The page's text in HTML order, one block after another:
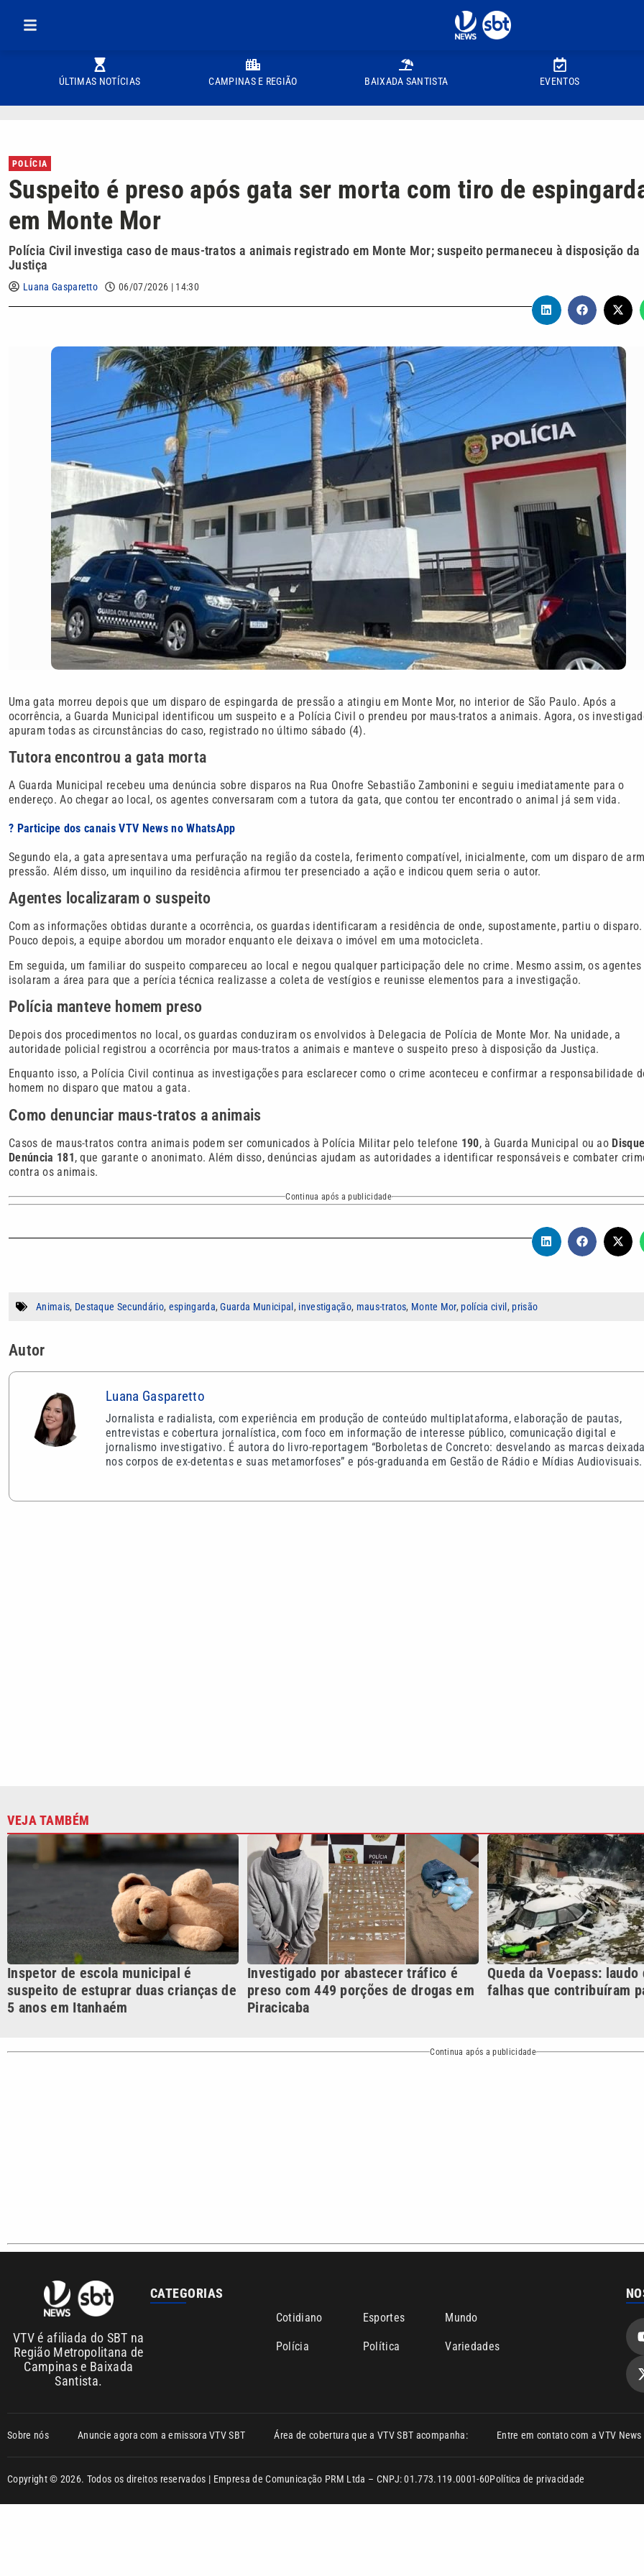
ÚLTIMAS NOTÍCIAS CAMPINAS E REGIÃO BAIXADA SANTISTA EVENTOS
POLÍCIA
Suspeito é preso após gata ser morta com tiro de
em Monte Mor
Polícia Civil investiga caso de maus-tratos a animais registrado em Monte Mor; suspeito permaneceu à disposição da
Justiça
Luana Gasparetto 06/07/2026 | 14:30
Uma gata morreu depois que um disparo de espingarda de pressão a atingiu em Monte Mor, no interior de São Paulo. Após a
ocorrência, a Guarda Municipal identificou um suspeito e a Polícia Civil o prendeu por maus-tratos a animais. Agora, os
apuram todas as circunstâncias do caso, registrado no último sábado (4).
Tutora encontrou a gata morta
A Guarda Municipal recebeu uma denúncia sobre disparos na Rua Onofre Sebastião Zambonini e seguiu imediatamente para o
endereço. Ao chegar ao local, os agentes conversaram com a tutora da gata, que contou ter encontrado o animal já sem vida.
? Participe dos canais VTV News no WhatsApp
Segundo ela, a gata apresentava uma perfuração na região da costela, ferimento compatível, inicialmente, com um disparo de
pressão. Além disso, um inquilino da residência afirmou ter presenciado a ação e indicou quem seria o autor.
Agentes localizaram o suspeito
Com as informações obtidas durante a ocorrência, os guardas identificaram a residência de onde, supostamente, partiu o disparo.
Pouco depois, a equipe abordou um morador enquanto ele deixava o imóvel em uma motocicleta.
Em seguida, um familiar do suspeito compareceu ao local e negou qualquer participação dele no crime. Mesmo assim, os agentes
isolaram a área para que a perícia técnica realizasse a coleta de vestígios e reunisse elementos para a investigação.
Polícia manteve homem preso
Depois dos procedimentos no local, os guardas conduziram os envolvidos à Delegacia de Polícia de Monte Mor. Na unidade, a
autoridade policial registrou a ocorrência por maus-tratos a animais e manteve o suspeito preso à disposição da Justiça.
Enquanto isso, a Polícia Civil continua as investigações para esclarecer como o crime aconteceu e confirmar a responsabilidade
homem no disparo que matou a gata.
Como denunciar maus-tratos a animais
Casos de maus-tratos contra animais podem ser comunicados à Polícia Militar pelo telefone 190, à Guarda Municipal ou ao
Denúncia 181, que garante o anonimato. Além disso, denúncias ajudam as autoridades a identificar responsáveis e combater
contra os animais.
Continua após a publicidade
Animais, Destaque Secundário, espingarda,Guarda Municipal , investigação, maus-tratos, Monte Mor, polícia civil , prisão
Autor
Luana Gasparetto
Jornalista e radialista, com experiência em produção de conteúdo multiplataforma, elaboração de pautas,
entrevistas e cobertura jornalística, com foco em informação de interesse público, comunicação digital e
jornalismo investigativo. É autora do livro-reportagem “Borboletas de Concreto: desvelando as marcas
nos corpos de ex-detentas e suas metamorfoses” e pós-graduanda em Gestão de Rádio e Mídias Audiovisuais.
suspeito de estuprar duas crianças de
5 anos em Itanhaém
Continua após a publicidade
Sobre nós Anuncie agora com a emissora VTV SBT Área de cobertura que a VTV SBT acompanha: Entre em contato com a VTV News
Copyright © 2026. Todos os direitos reservados | Empresa de Comunicação PRM Ltda – CNPJ: 01.773.119.0001-60